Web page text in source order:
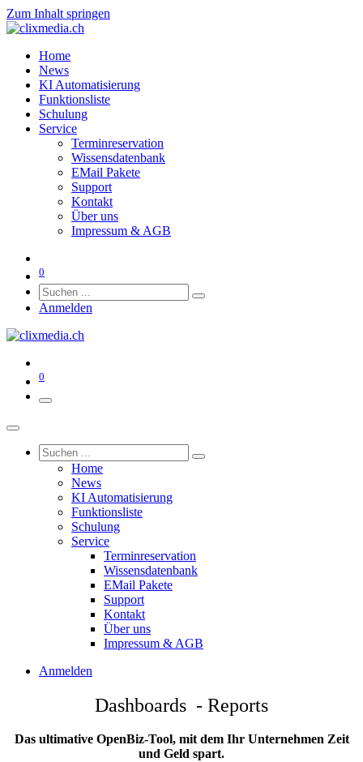
Zum Inhalt springen
Home
News
KI Automatisierung
Funktionsliste
Schulung
Service
Terminreservation
Wissensdatenbank
EMail Pakete
Support
Kontakt
Über uns
Impressum & AGB
0
Anmelden
0
Home
News
KI Automatisierung
Funktionsliste
Schulung
Service
Terminreservation
Wissensdatenbank
EMail Pakete
Support
Kontakt
Über uns
Impressum & AGB
Anmelden
Dashboards - Reports
Das ultimative OpenBiz-Tool, mit dem Ihr Unternehmen Zeit
und Geld spart.